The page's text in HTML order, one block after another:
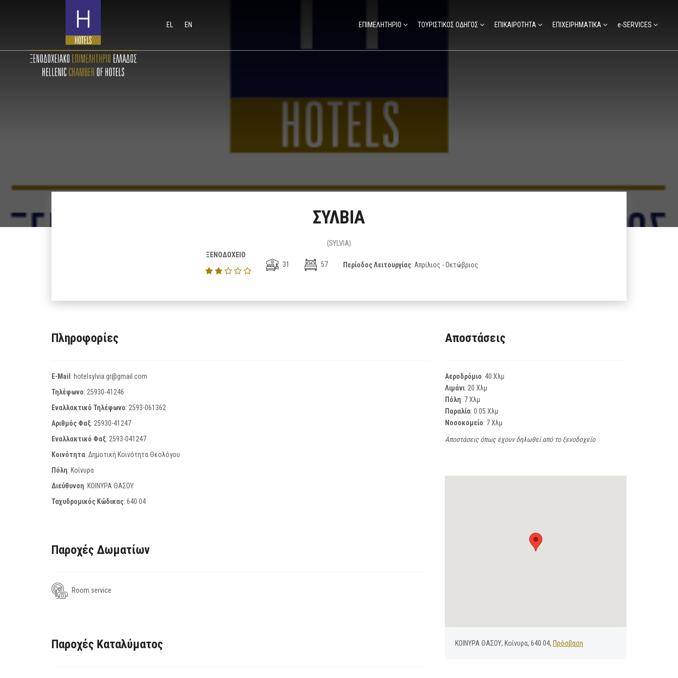
EL EN ΕΠΙΜΕΛΗΤΗΡΙΟ ΤΟΥΡΙΣΤΙΚΟΣ ΟΔΗΓΟΣ ΕΠΙΚΑΙΡΟΤΗΤΑ ΕΠΙΧΕΙΡΗΜΑΤΙΚΑ e-SERVICES
ΣΥΛΒΙΑ
(SYLVIA)
ΞΕΝΟΔΟΧΕΙΟ
31
57 Περίοδος Λειτουργίας: Απρίλιος - Οκτώβριος
Πληροφορίες
E-Mail : hotelsylvia.gr@gmail.com
Τηλέφωνο: 25930-41246
Εναλλακτικό Τηλέφωνο: 2593-061362
Αριθμός Φαξ: 25930-41247
Εναλλακτικό Φαξ: 2593-041247
Κοινότητα: Δημοτική Κοινότητα Θεολόγου
Πόλη: Κοίνυρα
Διεύθυνση: ΚΟΙΝΥΡΑ ΘΑΣΟΥ
Ταχυδρομικός Κώδικας: 640 04
Παροχές Δωματίων
Room service
Παροχές Καταλύματος
Αποστάσεις
Αεροδρόμιο: 40 Χλμ
Λιμάνι: 20 Χλμ
Πόλη: 7 Χλμ
Παραλία: 0.05 Χλμ
Νοσοκομείο: 7 Χλμ
Αποστάσεις όπως έχουν δηλωθεί από το ξενοδοχείο
ΚΟΙΝΥΡΑ ΘΑΣΟΥ, Κοίνυρα, 640 04, Πρόσβαση